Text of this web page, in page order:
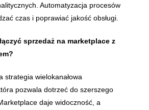
Automatyzacja procesów
czas i poprawiać jakość obsługi.
sprzedaż na marketplace z
strategia wielokanałowa
pozwala dotrzeć do szerszego
daje widoczność, a